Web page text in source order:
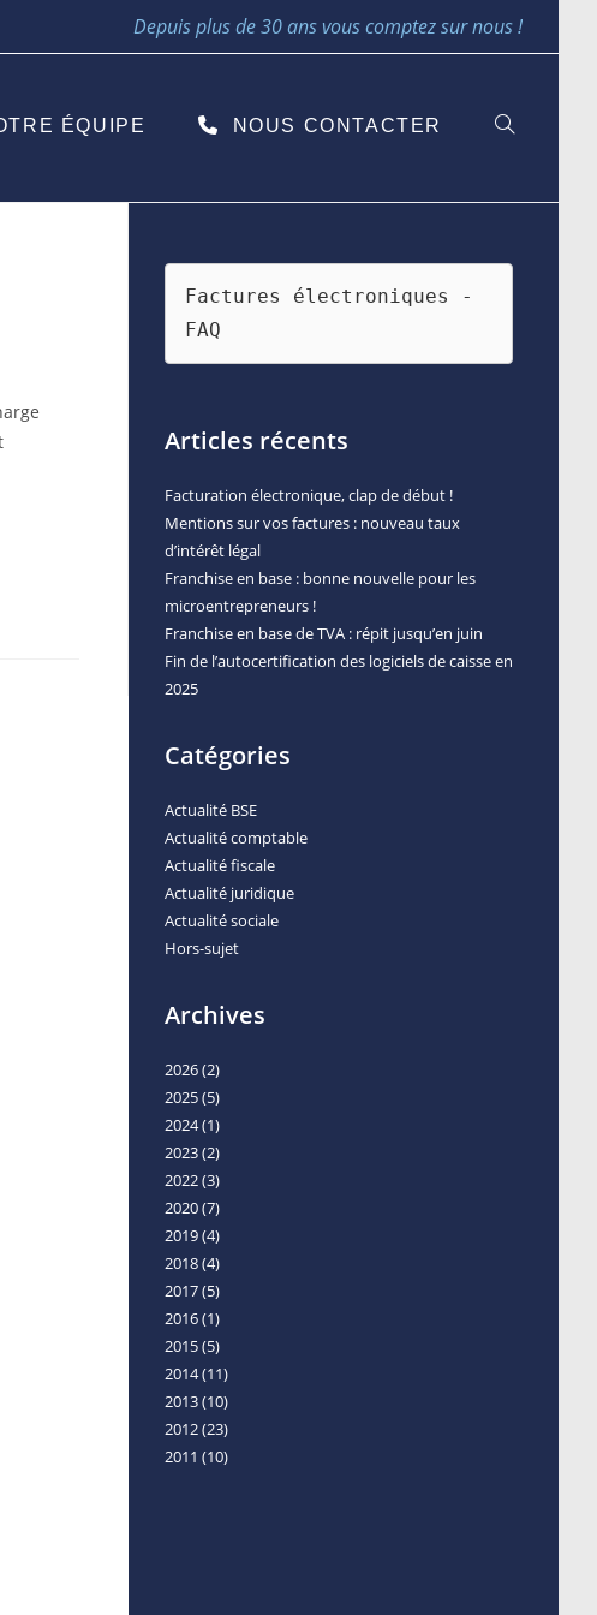
Depuis plus de 30 ans vous comptez sur nous !
ÉQUIPE NOUS CONTACTER
Factures électroniques -
FAQ
Articles récents
Facturation électronique, clap de début !
Mentions sur vos factures : nouveau taux
d’intérêt légal
Franchise en base : bonne nouvelle pour les
microentrepreneurs !
Franchise en base de TVA : répit jusqu’en juin
Fin de l’autocertification des logiciels de caisse en
2025
Catégories
Actualité BSE
Actualité comptable
Actualité fiscale
Actualité juridique
Actualité sociale
Hors-sujet
Archives
2026(2)
2025(5)
2024(1)
2023(2)
2022(3)
2020(7)
2019(4)
2018(4)
2017(5)
2016(1)
2015(5)
2014(11)
2013(10)
2012(23)
2011 (10)